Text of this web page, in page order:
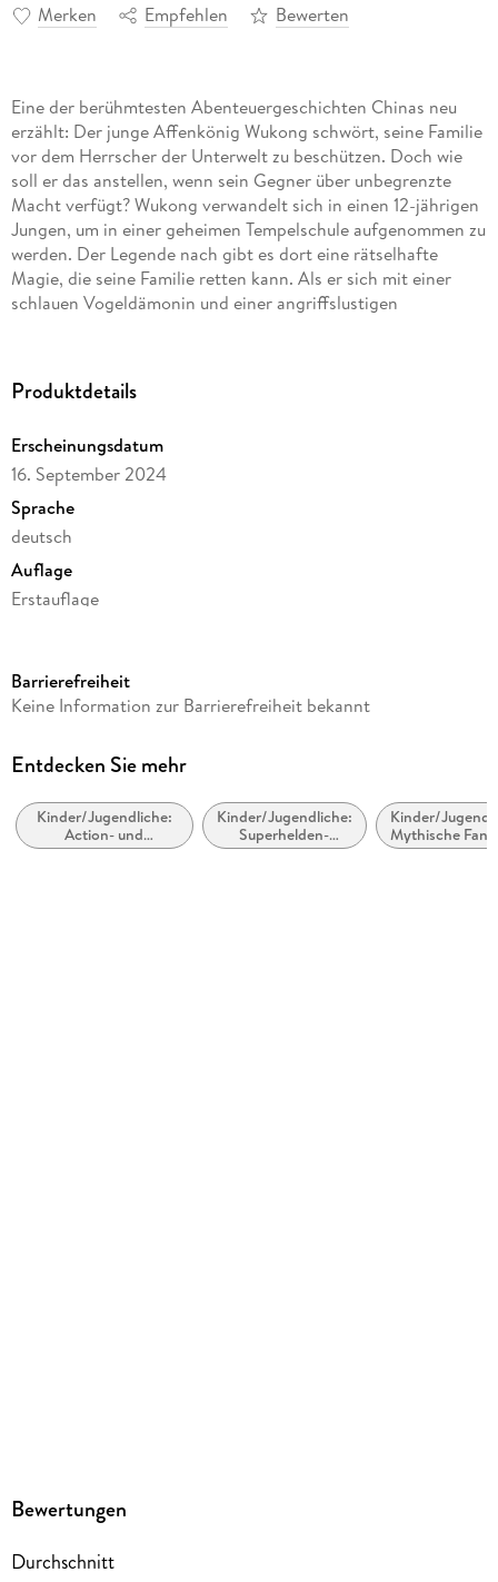
Merken Empfehlen Bewerten
Eine der berühmtesten Abenteuergeschichten Chinas neu
erzählt: Der junge Affenkönig Wukong schwört, seine Familie
vor dem Herrscher der Unterwelt zu beschützen. Doch wie
soll er das anstellen, wenn sein Gegner über unbegrenzte
Macht verfügt? Wukong verwandelt sich in einen 12-jährigen
Jungen, um in einer geheimen Tempelschule aufgenommen zu
werden. Der Legende nach gibt es dort eine rätselhafte
Magie, die seine Familie retten kann. Als er sich mit einer
schlauen Vogeldämonin und einer angriffslustigen
Wukong.
Produktdetails
Erscheinungsdatum
16. September 2024
Sprache
deutsch
Auflage
Erstauflage
Altersempfehlung
Autor/Autorin
Illustrationen
Melanie Korte
Barrierefreiheit
Keine Information zur Barrierefreiheit bekannt
Entdecken Sie mehr
Kinder/Jugendliche:
Action- und
Abenteuergeschichten
Kinder/Jugendliche:
Superhelden-
Geschichten
Kinder/
Mythische
Mythische
Bewertungen
Durchschnitt